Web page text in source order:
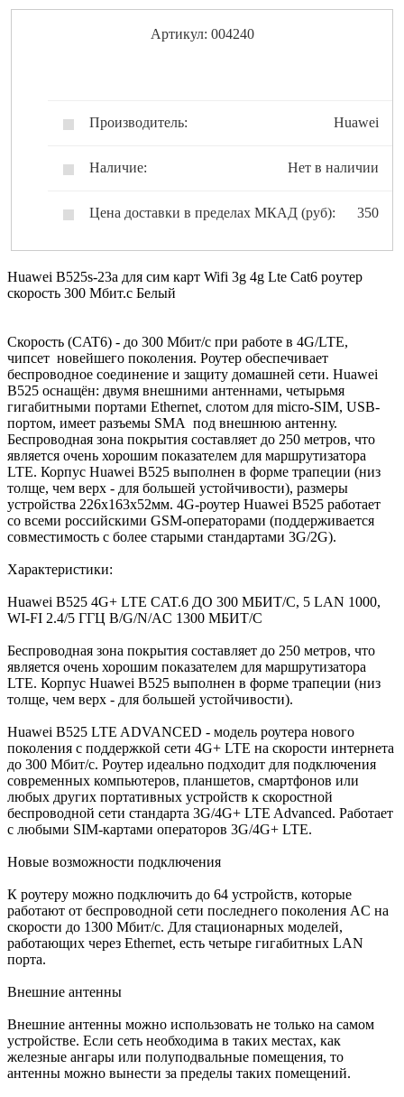
Артикул: 004240
Производитель: Huawei
Наличие: Нет в наличии
Цена доставки в пределах МКАД (руб): 350
Huawei B525s-23a для сим карт Wifi 3g 4g Lte Cat6 poутеp
скорость 300 Мбит.с Белый
Cкорость (CAT6) - до 300 Мбит/с при работе в 4G/LTE,
чипсет новейшего поколения. Роутер обеспечивает
беспроводное соединение и защиту домашней сети. Huawei
B525 оснащён: двумя внешними антеннами, четырьмя
гигабитными портами Ethernet, слотом для micro-SIM, USB-
портом, имеет разъемы SMA под внешнюю антенну.
Беспроводная зона покрытия составляет до 250 метров, что
является очень хорошим показателем для маршрутизатора
LTE. Корпус Huawei B525 выполнен в форме трапеции (низ
толще, чем верх - для большей устойчивости), размеры
устройства 226x163x52мм. 4G-роутер Huawei B525 работает
со всеми российскими GSM-операторами (поддерживается
совместимость с более старыми стандартами 3G/2G).
Характеристики:
Huawei B525 4G+ LTE CAT.6 ДО 300 МБИТ/С, 5 LAN 1000,
WI-FI 2.4/5 ГГЦ B/G/N/AC 1300 МБИТ/С
Беспроводная зона покрытия составляет до 250 метров, что
является очень хорошим показателем для маршрутизатора
LTE. Корпус Huawei B525 выполнен в форме трапеции (низ
толще, чем верх - для большей устойчивости).
Huawei B525 LTE ADVANCED - модель роутера нового
поколения с поддержкой сети 4G+ LTE на скорости интернета
до 300 Мбит/с. Роутер идеально подходит для подключения
современных компьютеров, планшетов, смартфонов или
любых других портативных устройств к скоростной
беспроводной сети стандарта 3G/4G+ LTE Advanced. Работает
с любыми SIM-картами операторов 3G/4G+ LTE.
Новые возможности подключения
К роутеру можно подключить до 64 устройств, которые
работают от беспроводной сети последнего поколения AC на
скорости до 1300 Мбит/с. Для стационарных моделей,
работающих через Ethernet, есть четыре гигабитных LAN
порта.
Внешние антенны
Внешние антенны можно использовать не только на самом
устройстве. Если сеть необходима в таких местах, как
железные ангары или полуподвальные помещения, то
антенны можно вынести за пределы таких помещений.